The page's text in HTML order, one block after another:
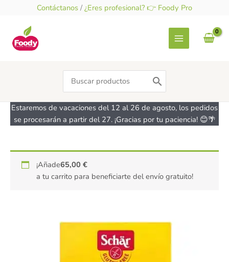
contenido
Contáctanos / ¿Eres profesional? 👉 Foody Pro
Search
for:
Estaremos de vacaciones del 12 al 26 de agosto, los pedidos
se procesarán a partir del 27. ¡Gracias por tu paciencia! 😊🌴
¡Añade65,00€
a tu carrito para beneficiarte del envío gratuito!
Pasta
Fideo